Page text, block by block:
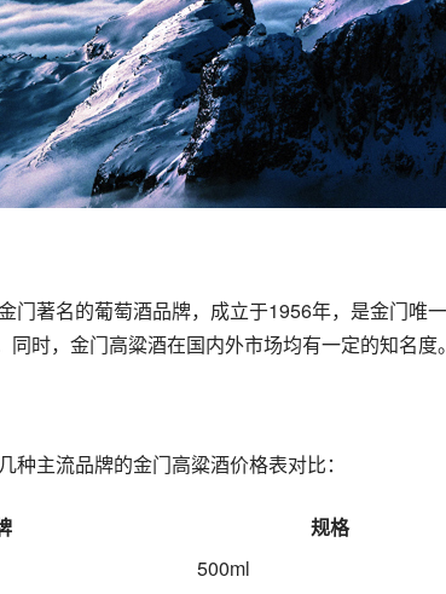
时，金门高粱酒在国内外市场均有一定的知名度。
种主流品牌的金门高粱酒价格表对比：
规格
500ml